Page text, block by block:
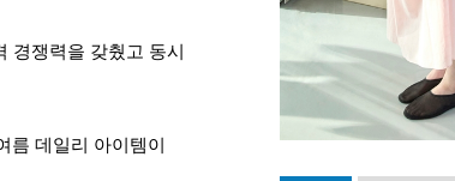
경쟁력을 갖췄고 동시
름 데일리 아이템이